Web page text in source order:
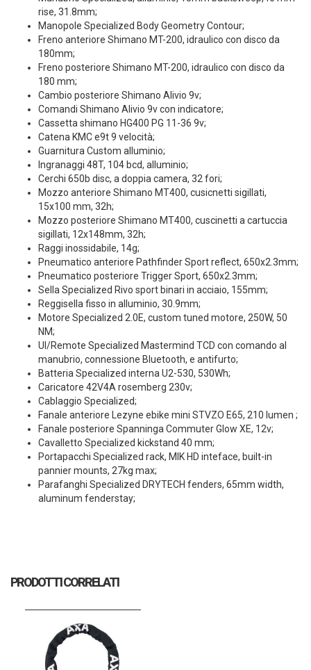
rise, 31.8mm;
Manopole Specialized Body Geometry Contour;
Freno anteriore Shimano MT-200, idraulico con disco da
180mm;
Freno posteriore Shimano MT-200, idraulico con disco da
180 mm;
Cambio posteriore Shimano Alivio 9v;
Comandi Shimano Alivio 9v con indicatore;
Cassetta shimano HG400 PG 11-36 9v;
Catena KMC e9t 9 velocità;
Guarnitura Custom alluminio;
Ingranaggi 48T, 104 bcd, alluminio;
Cerchi 650b disc, a doppia camera, 32 fori;
Mozzo anteriore Shimano MT400, cusicnetti sigillati,
15x100 mm, 32h;
Mozzo posteriore Shimano MT400, cuscinetti a cartuccia
sigillati, 12x148mm, 32h;
Raggi inossidabile, 14g;
Pneumatico anteriore Pathfinder Sport reflect, 650x2.3mm;
Pneumatico posteriore Trigger Sport, 650x2.3mm;
Sella Specialized Rivo sport binari in acciaio, 155mm;
Reggisella fisso in alluminio, 30.9mm;
Motore Specialized 2.0E, custom tuned motore, 250W, 50
NM;
UI/Remote Specialized Mastermind TCD con comando al
manubrio, connessione Bluetooth, e antifurto;
Batteria Specialized interna U2-530, 530Wh;
Caricatore 42V4A rosemberg 230v;
Cablaggio Specialized;
Fanale anteriore Lezyne ebike mini STVZO E65, 210 lumen ;
Fanale posteriore Spanninga Commuter Glow XE, 12v;
Cavalletto Specialized kickstand 40 mm;
Portapacchi Specialized rack, MIK HD inteface, built-in
pannier mounts, 27kg max;
Parafanghi Specialized DRYTECH fenders, 65mm width,
aluminum fenderstay;
PRODOTTI CORRELATI